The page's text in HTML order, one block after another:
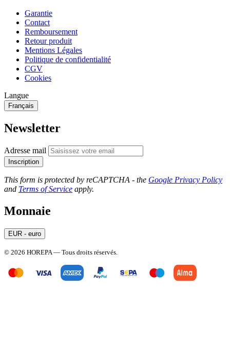
Garantie
Contact
Remboursement
Retour produit
Mentions Légales
Politique de confidentialité
CGV
Cookies
Langue
Français
Newsletter
Adresse mail
Inscription
This form is protected by reCAPTCHA - the Google Privacy Policy
and Terms of Service apply.
Monnaie
EUR - euro
© 2026 HOREPA — Tous droits réservés.